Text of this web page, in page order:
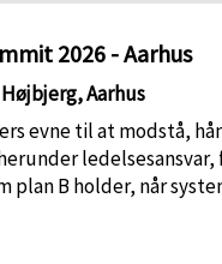
2026 - Aarhus
Højbjerg, Aarhus
evne til at modstå,
plan B holder, når